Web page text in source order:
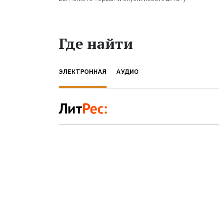
Где найти
ЭЛЕКТРОННАЯ АУДИО